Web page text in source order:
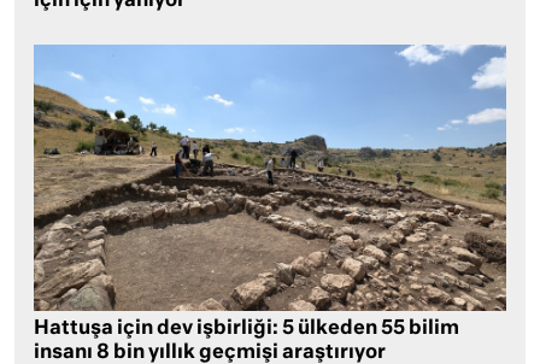
Hattuşa için dev işbirliği: 5 ülkeden 55 bilim
insanı 8 bin yıllık geçmişi araştırıyor